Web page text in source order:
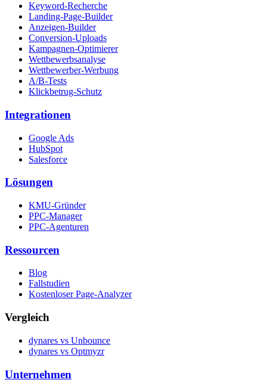
Keyword-Recherche
Landing-Page-Builder
Anzeigen-Builder
Conversion-Uploads
Kampagnen-Optimierer
Wettbewerbsanalyse
Wettbewerber-Werbung
A/B-Tests
Klickbetrug-Schutz
Integrationen
Google Ads
HubSpot
Salesforce
Lösungen
KMU-Gründer
PPC-Manager
PPC-Agenturen
Ressourcen
Blog
Fallstudien
Kostenloser Page-Analyzer
Vergleich
dynares vs Unbounce
dynares vs Optmyzr
Unternehmen